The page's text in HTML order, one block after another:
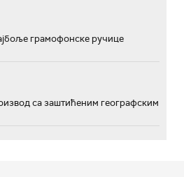
грамофонске ручице
са заштићеним географским